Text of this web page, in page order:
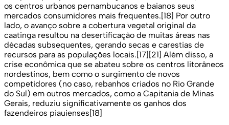
os centros urbanos pernambucanos e baianos seus
mercados consumidores mais frequentes.[18] Por outro
lado, o avanço sobre a cobertura vegetal original da
caatinga resultou na desertificação de muitas áreas nas
décadas subsequentes, gerando secas e carestias de
recursos para as populações locais.[17][21] Além disso, a
crise econômica que se abateu sobre os centros litorâneos
nordestinos, bem como o surgimento de novos
competidores (no caso, rebanhos criados no Rio Grande
do Sul) em outros mercados, como a Capitania de Minas
Gerais, reduziu significativamente os ganhos dos
fazendeiros piauienses[18]